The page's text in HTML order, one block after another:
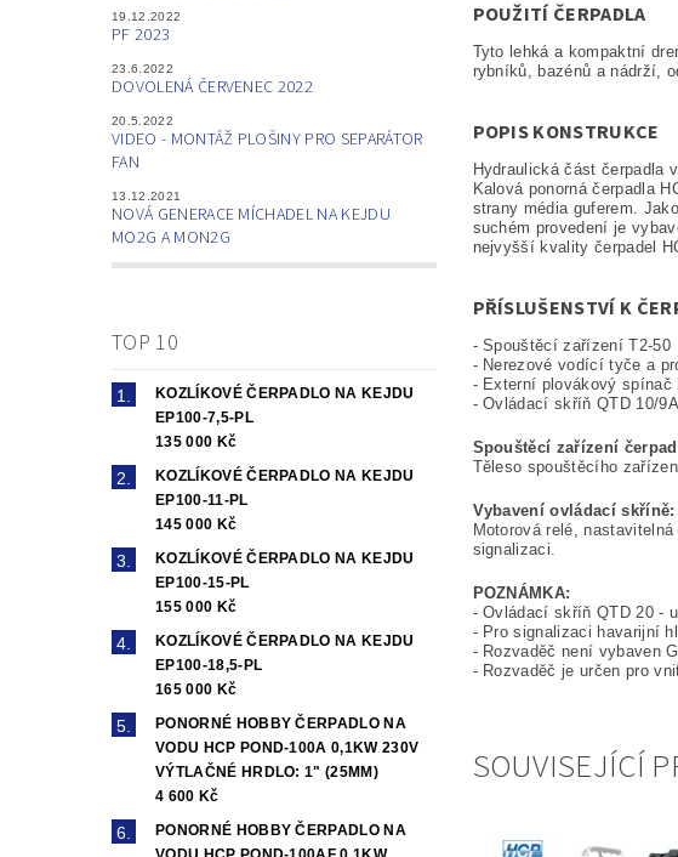
19.12.2022
PF 2023
23.6.2022
DOVOLENÁ ČERVENEC 2022
20.5.2022
VIDEO - MONTÁŽ PLOŠINY PRO SEPARÁTOR
FAN
13.12.2021
NOVÁ GENERACE MÍCHADEL NA KEJDU
MO2G A MON2G
TOP 10
KOZLÍKOVÉ ČERPADLO NA KEJDU
EP100-7,5-PL
135 000 Kč
KOZLÍKOVÉ ČERPADLO NA KEJDU
EP100-11-PL
145 000 Kč
KOZLÍKOVÉ ČERPADLO NA KEJDU
EP100-15-PL
155 000 Kč
KOZLÍKOVÉ ČERPADLO NA KEJDU
EP100-18,5-PL
165 000 Kč
PONORNÉ HOBBY ČERPADLO NA
VODU HCP POND-100A 0,1KW 230V
VÝTLAČNÉ HRDLO: 1" (25MM)
4 600 Kč
PONORNÉ HOBBY ČERPADLO NA
POUŽITÍ ČERPADLA
Tyto lehká a kompaktní
rybníků, bazénů a nádrží,
POPIS KONSTRUKCE
Hydraulická část čerpadla
Kalová ponorná čerpadla
strany média guferem.
suchém provedení je
nejvyšší kvality čerpadel
PŘÍSLUŠENSTVÍ K
- Spouštěcí zařízení T2-50
- Nerezové vodící tyče a
- Externí plovákový spínač
- Ovládací skříň QTD 10/
Spouštěcí zařízení
Těleso spouštěcího
Vybavení ovládací skříně:
Motorová relé,
signalizaci.
POZNÁMKA:
- Ovládací skříň QTD 20 -
- Pro signalizaci havarijní
- Rozvaděč není vybaven
- Rozvaděč je určen pro
SOUVISEJÍCÍ